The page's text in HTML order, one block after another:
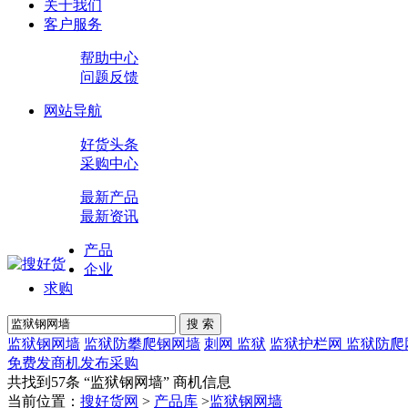
关于我们
客户服务
帮助中心
问题反馈
网站导航
好货头条
采购中心
最新产品
最新资讯
产品
企业
求购
搜 索
监狱钢网墙 监狱防攀爬钢网墙 刺网 监狱 监狱护栏网 监狱防爬
免费发商机发布采购
共找到57条 “监狱钢网墙” 商机信息
当前位置： 搜好货网 > 产品库 >监狱钢网墙